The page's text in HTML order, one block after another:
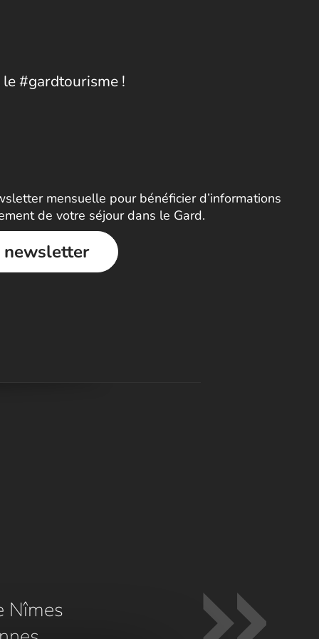
#gardtourisme !
mensuelle pour bénéficier d’informations
de votre séjour dans le Gard.
newsletter
Nîmes